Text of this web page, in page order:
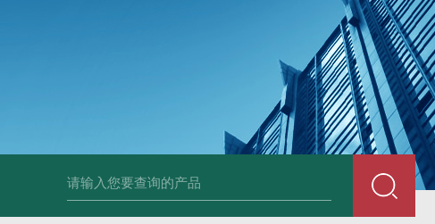
储能箱风机 储能柜专用风机 PF-200/300/400/500排气扇/卫生间通风器